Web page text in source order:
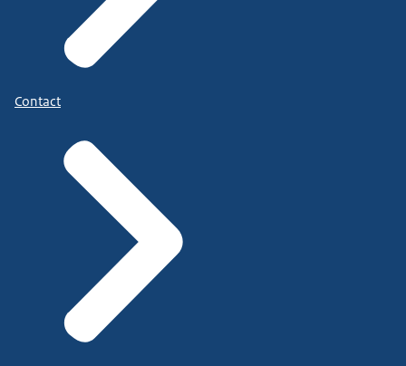
Contact